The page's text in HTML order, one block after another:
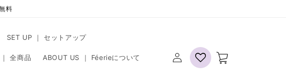
料
SET UP ｜ セットアップ
全商品 ABOUT US ｜ Féerieについて
グ
イ
ー